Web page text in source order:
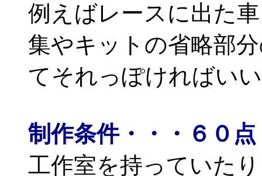
例えばレースに出た
集やキットの省略部
てそれっぽければい
制作条件・・・６０点
工作室を持っていた